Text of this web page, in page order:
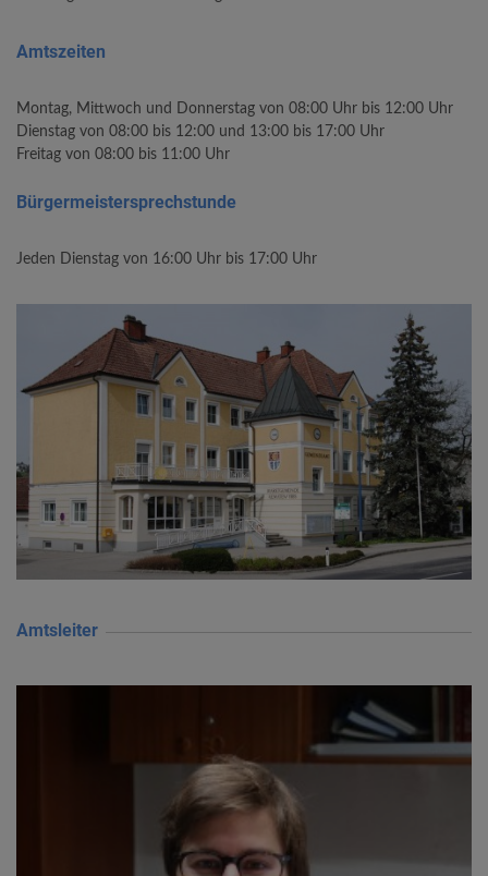
Amtszeiten
Montag, Mittwoch und Donnerstag von 08:00 Uhr bis 12:00 Uhr
Dienstag von 08:00 bis 12:00 und 13:00 bis 17:00 Uhr
Freitag von 08:00 bis 11:00 Uhr
Bürgermeistersprechstunde
Jeden Dienstag von 16:00 Uhr bis 17:00 Uhr
Amtsleiter